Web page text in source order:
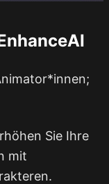
Sie Ihre
mit